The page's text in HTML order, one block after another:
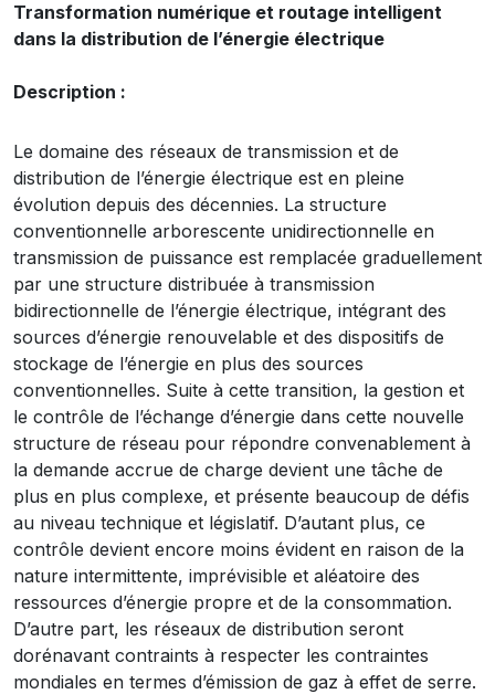
Transformation numérique et routage intelligent
dans la distribution de l’énergie électrique
Description :
Le domaine des réseaux de transmission et de
distribution de l’énergie électrique est en pleine
évolution depuis des décennies. La structure
conventionnelle arborescente unidirectionnelle en
transmission de puissance est remplacée graduellement
par une structure distribuée à transmission
bidirectionnelle de l’énergie électrique, intégrant des
sources d’énergie renouvelable et des dispositifs de
stockage de l’énergie en plus des sources
conventionnelles. Suite à cette transition, la gestion et
le contrôle de l’échange d’énergie dans cette nouvelle
structure de réseau pour répondre convenablement à
la demande accrue de charge devient une tâche de
plus en plus complexe, et présente beaucoup de défis
au niveau technique et législatif. D’autant plus, ce
contrôle devient encore moins évident en raison de la
nature intermittente, imprévisible et aléatoire des
ressources d’énergie propre et de la consommation.
D’autre part, les réseaux de distribution seront
dorénavant contraints à respecter les contraintes
mondiales en termes d’émission de gaz à effet de serre.